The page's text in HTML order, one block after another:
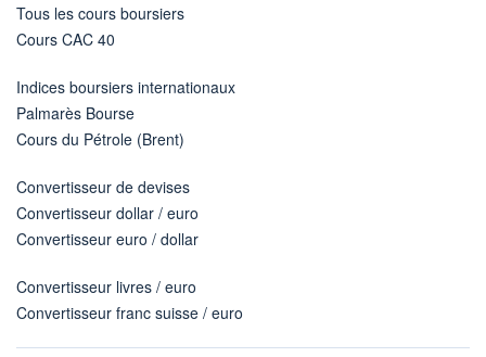
Tous les cours boursiers
Cours CAC 40
Indices boursiers internationaux
Palmarès Bourse
Cours du Pétrole (Brent)
Convertisseur de devises
Convertisseur dollar / euro
Convertisseur euro / dollar
Convertisseur livres / euro
Convertisseur franc suisse / euro